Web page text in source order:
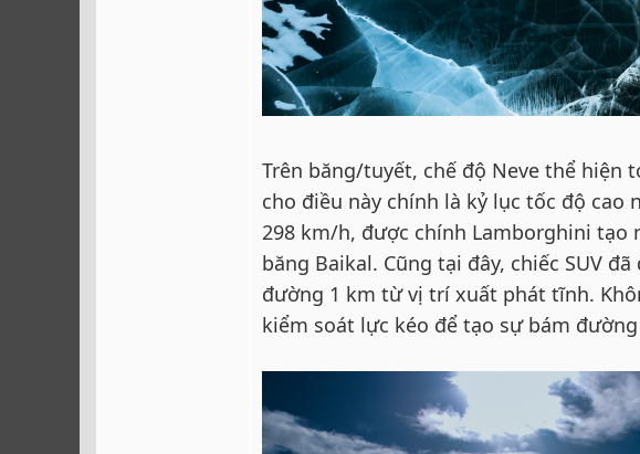
Trên băng/tuyết, chế độ Neve thể hiện
cho điều này chính là kỷ lục tốc độ
298 km/h, được chính Lamborghini tạo
băng Baikal. Cũng tại đây, chiếc SUV
đường 1 km từ vị trí xuất phát tĩnh.
kiểm soát lực kéo để tạo sự bám